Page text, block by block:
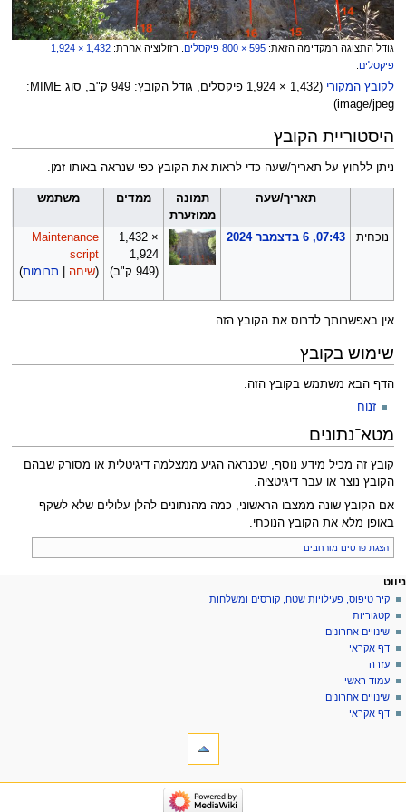
גודל התצוגה המקדימה הזאת: 800 × 595פיקסלים רזולוציה אחרת: 1,924 × 1,432
פיקסלים
לקובץ המקורי (
1,924 × 1,432 פיקסלים, גודל הקובץ: 949 ק"ב, סוג MIME‏:
image/jpeg
)
היסטוריית הקובץ
ניתן ללחוץ על תאריך/שעה כדי לראות את הקובץ כפי שנראה באותו זמן.
תאריך/שעה
תמונה
ממוזערת
ממדים משתמש
נוכחית 07:43, 6 בדצמבר 2024
‪1,432 ×
1,924‬
(949 ק"ב)
Maintenance
script
(שיחה תרומות)
אין באפשרותך לדרוס את הקובץ הזה.
שימוש בקובץ
הדף הבא משתמש בקובץ הזה:
זנוח
מטא־נתונים
קובץ זה מכיל מידע נוסף, שכנראה הגיע ממצלמה דיגיטלית או מסורק שבהם
הקובץ נוצר או עבר דיגיטציה.
אם הקובץ שונה ממצבו הראשוני, כמה מהנתונים להלן עלולים שלא לשקף
באופן מלא את הקובץ הנוכחי.
הצגת פרטים מורחבים
תפריט
ניווט
פעולות דף
קובץ
שיחה
קריאה
הצגת
מקור
היסטוריה
כלים אישיים
כניסה
לחשבון
בקשת
חשבון
ניווט
קיר טיפוס, פעילויות שטח, קורסים ומשלחות
קטגוריות
שינויים אחרונים
דף אקראי
עזרה
עמוד ראשי
שינויים אחרונים
דף אקראי
ניווט